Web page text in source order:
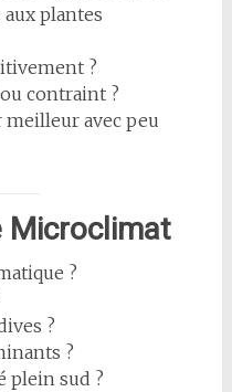
plantes
?
contraint ?
avec peu
Microclimat
?
?
?
plein sud ?